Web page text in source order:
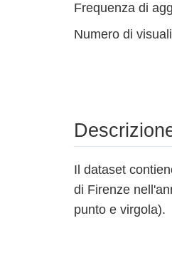
Frequenza di
Numero di
Il dataset
di Firenze
punto e virgola).